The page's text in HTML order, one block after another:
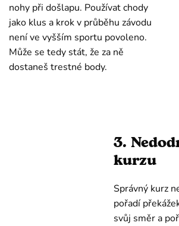
nohy při došlapu. Používat chody
jako klus a krok v průběhu závodu
není ve vyšším sportu povoleno.
Může se tedy stát, že za ně
dostaneš trestné body.
3.
kurzu
Správný kurz
pořadí
svůj směr a